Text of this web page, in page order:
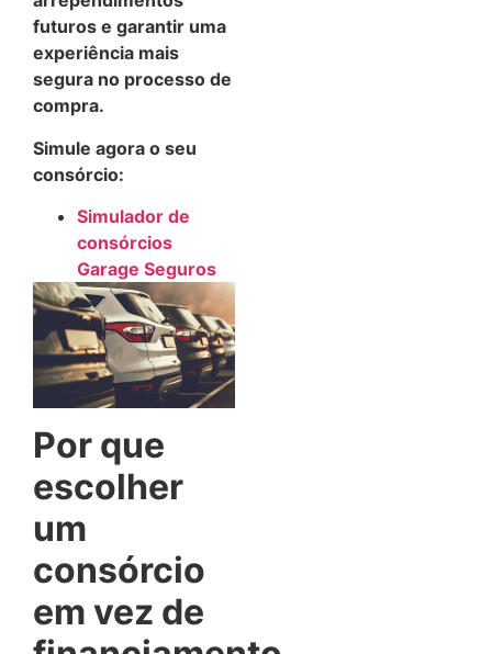
futuros e garantir uma
experiência mais
segura no processo de
compra.
Simule agora o seu
consórcio:
Simulador de
consórcios
Garage Seguros
Por que
escolher
um
consórcio
em vez de